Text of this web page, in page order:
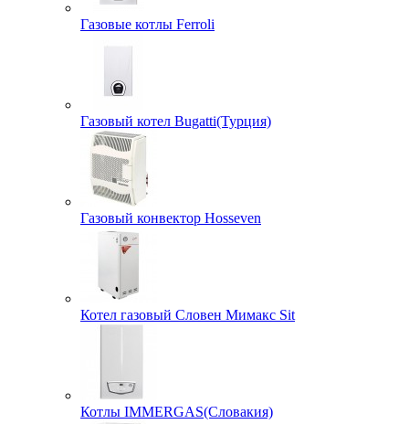
Газовые котлы Ferroli
Газовый котел Bugatti(Турция)
Газовый конвектор Hosseven
Котел газовый Словен Мимакс Sit
Котлы IMMERGAS(Словакия)